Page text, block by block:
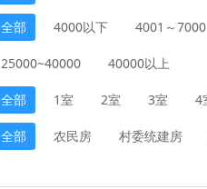
全部 4000以下 4001～7000
25000~40000
40000以上
全部 1室 2室 3室 4
全部 农民房 村委统建房